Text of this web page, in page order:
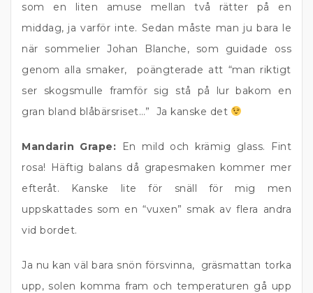
som en liten amuse mellan två rätter på en
middag, ja varför inte. Sedan måste man ju bara le
när sommelier Johan Blanche, som guidade oss
genom alla smaker, poängterade att “man riktigt
ser skogsmulle framför sig stå på lur bakom en
gran bland blåbärsriset…” Ja kanske det
Mandarin Grape:
En mild och krämig glass. Fint
rosa! Häftig balans då grapesmaken kommer mer
efteråt. Kanske lite för snäll för mig men
uppskattades som en “vuxen” smak av flera andra
vid bordet.
Ja nu kan väl bara snön försvinna, gräsmattan torka
upp, solen komma fram och temperaturen gå upp